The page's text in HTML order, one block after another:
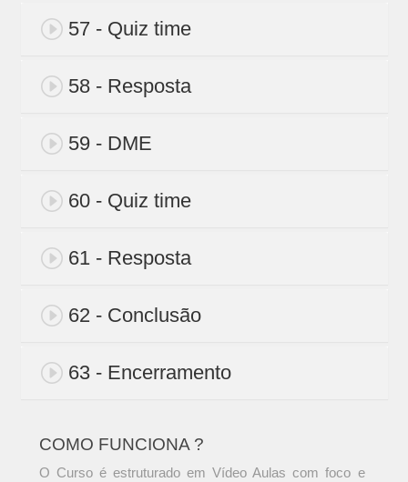
57 - Quiz time
58 - Resposta
59 - DME
60 - Quiz time
61 - Resposta
62 - Conclusão
63 - Encerramento
COMO FUNCIONA ?
O Curso é estruturado em Vídeo Aulas com foco e